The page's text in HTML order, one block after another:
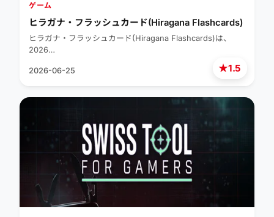
★1.5
ゲーム
ヒラガナ・フラッシュカード(Hiragana Flashcards)
ヒラガナ・フラッシュカード(Hiragana Flashcards)は、
2026…
2026-06-25